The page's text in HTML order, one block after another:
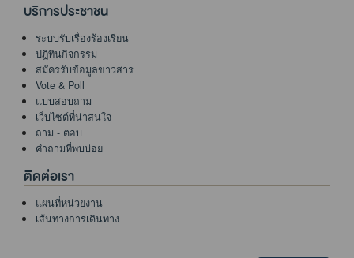
บริการประชาชน
ระบบรับเรื่องร้องเรียน
ปฏิทินกิจกรรม
สมัครรับข้อมูลข่าวสาร
Vote & Poll
แบบสอบถาม
เว็บไซต์ที่น่าสนใจ
ถาม - ตอบ
คำถามที่พบบ่อย
ติดต่อเรา
แผนที่หน่วยงาน
เส้นทางการเดินทาง